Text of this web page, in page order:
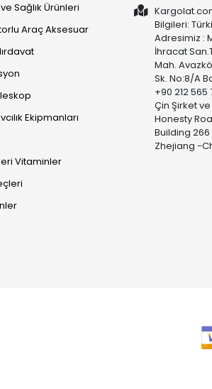
Sağlık Ürünleri
Araç Aksesuar
Ekipmanları
Vitaminler
Bilgileri:
Adresimiz :
İhracat
Mah.
Sk. No:8/A
+90 212 565
Çin Şirket
Honesty
Building
Zhejiang -